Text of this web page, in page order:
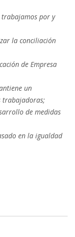
trabajamos por y
la conciliación
de Empresa
un
trabajadoras;
de medidas
en la igualdad